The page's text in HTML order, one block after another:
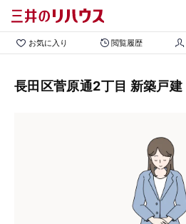
お気に入り 閲覧履歴
長田区菅原通2丁目 新築戸建